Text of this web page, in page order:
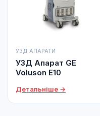
УЗД АПАРАТИ
УЗД Апарат GE
Voluson E10
Детальніше →